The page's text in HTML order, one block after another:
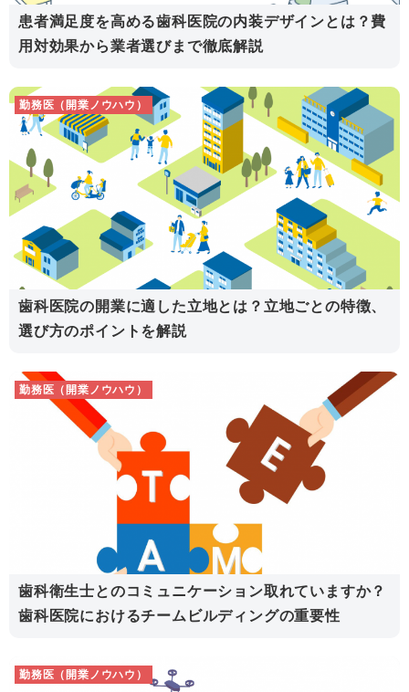
患者満足度を高める歯科医院の内装デザインとは？費
用対効果から業者選びまで徹底解説
勤務医（開業ノウハウ）
歯科医院の開業に適した立地とは？立地ごとの特徴、
選び方のポイントを解説
勤務医（開業ノウハウ）
歯科衛生士とのコミュニケーション取れていますか？
歯科医院におけるチームビルディングの重要性
勤務医（開業ノウハウ）